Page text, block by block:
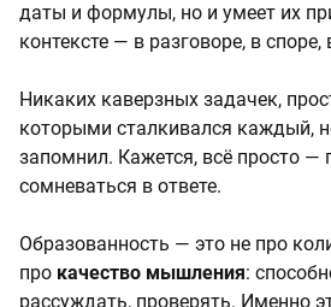
даты и формулы, но и умеет их
контексте — в разговоре, в споре,
Никаких каверзных задачек,
которыми сталкивался каждый,
запомнил. Кажется, всё просто —
сомневаться в ответе.
Образованность — это не про
про качество мышления:
рассуждать, проверять. Именно